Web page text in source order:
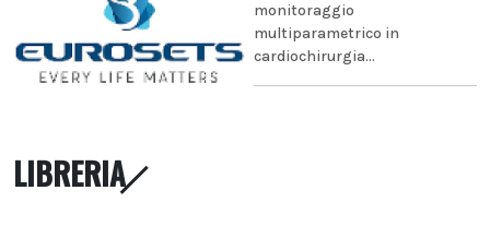
monitoraggio
multiparametrico in
cardiochirurgia...
LIBRERIA